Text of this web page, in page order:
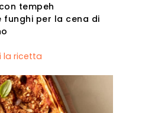
tempeh
funghi per la cena di
la ricetta